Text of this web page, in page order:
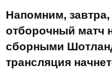
Напомним, завтра,
отборочный матч
сборными
трансляция